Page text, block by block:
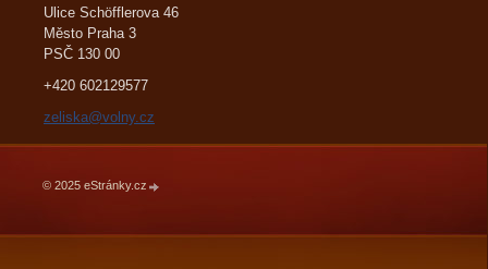
Ulice Schöfflerova 46
Město Praha 3
PSČ 130 00
+420 602129577
zeliska@volny.cz
© 2025 eStránky.cz